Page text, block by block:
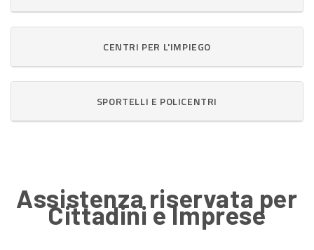
CENTRI PER L'IMPIEGO
SPORTELLI E POLICENTRI
Assistenza riservata per
Cittadini e Imprese